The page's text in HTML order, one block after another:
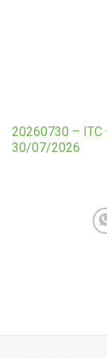
20260730 – ITC
30/07/2026